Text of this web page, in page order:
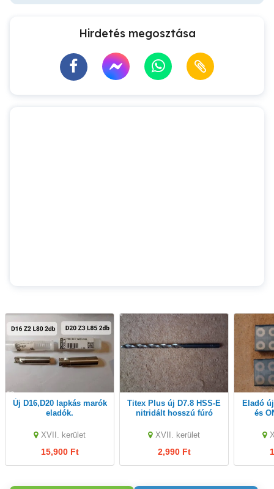
Hirdetés megosztása
Új D16,D20 lapkás marók
eladók.
XVII. kerület
15,900 Ft
Titex Plus új D7.8 HSS-E
nitridált hosszú fúró
XVII. kerület
2,990 Ft
Eladó új Garant ONEU05
és